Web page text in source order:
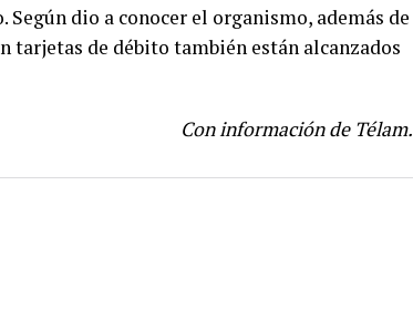
dio a conocer el organismo, además de
tarjetas de débito también están alcanzados
Con información de Télam.